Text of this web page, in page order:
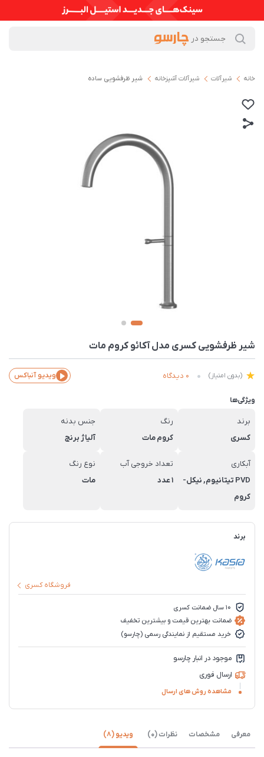
خانه شیرآلات شیرآلات آشپزخانه شیر ظرفشویی ساده
شیر ظرفشویی کسری مدل آکائو کروم مات
(بدون امتیاز) 0 دیدگاه ویدیو آنباکس
ویژگی‌ها
برند
کسری
رنگ
کروم مات
جنس بدنه
آلیاژ برنج
آبکاری
PVD تیتانیوم, نیکل-
کروم
تعداد خروجی آب
1 عدد
نوع رنگ
مات
برند
فروشگاه کسری
10 سال ضمانت کسری
ضمانت بهترین قیمت و بیشترین تخفیف
خرید مستقیم از نمایندگی رسمی (چارسو)
موجود در انبار چارسو
ارسال فوری
مشاهده روش های ارسال
معرفی مشخصات نظرات (0) ویدیو (8)